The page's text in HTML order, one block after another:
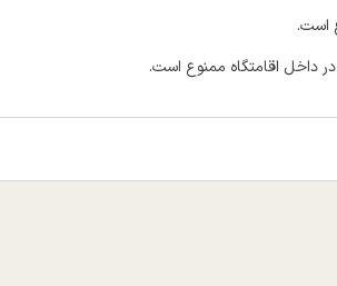
است.
داخل اقامتگاه ممنوع است.